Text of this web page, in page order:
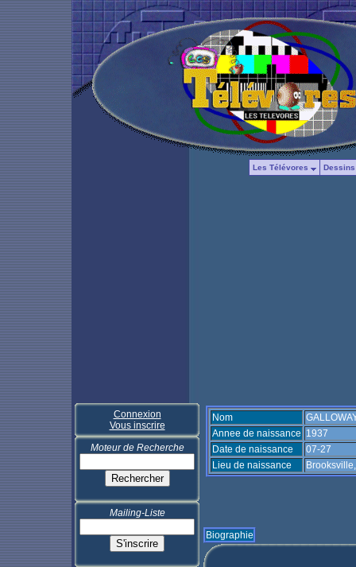
Les Télévores
Connexion
Vous inscrire
Moteur de Recherche
Mailing-Liste
Nom
Annee de naissance 1937
Date de naissance
07-27
Lieu de naissance
Biographie